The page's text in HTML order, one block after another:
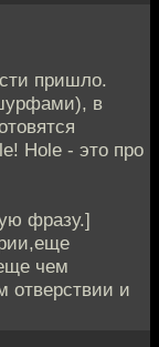
пришло.
в
Hole - это про
фразу.]
чем
отверствии и